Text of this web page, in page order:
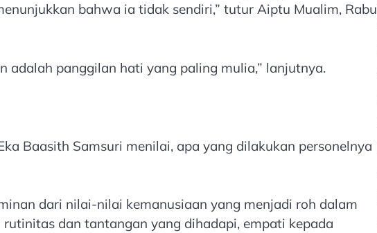
bahwa ia tidak sendiri,” tutur Aiptu Mualim, Rabu
adalah panggilan hati yang paling mulia,” lanjutnya.
Baasith Samsuri menilai, apa yang dilakukan personelnya
dari nilai-nilai kemanusiaan yang menjadi roh dalam
dan tantangan yang dihadapi, empati kepada